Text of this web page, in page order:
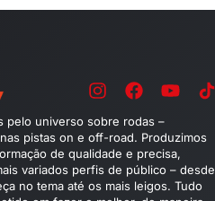
pelo universo sobre rodas –
pistas on e off-road. Produzimos
de qualidade e precisa,
variados perfis de público – desde
no tema até os mais leigos. Tudo